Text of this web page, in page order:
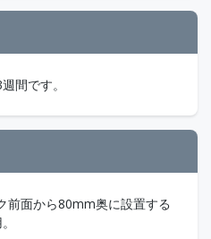
間です。
前面から80mm奥に設置する